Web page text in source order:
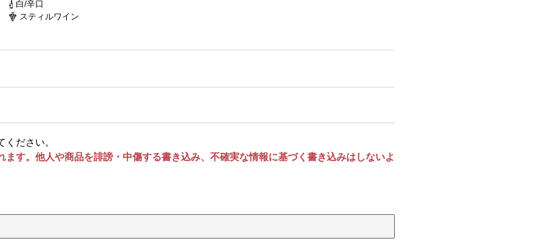
白/辛口
スティルワイン
ください。
ます。他人や商品を誹謗・中傷する書き込み、不確実な情報に基づく書き込みはしないよ